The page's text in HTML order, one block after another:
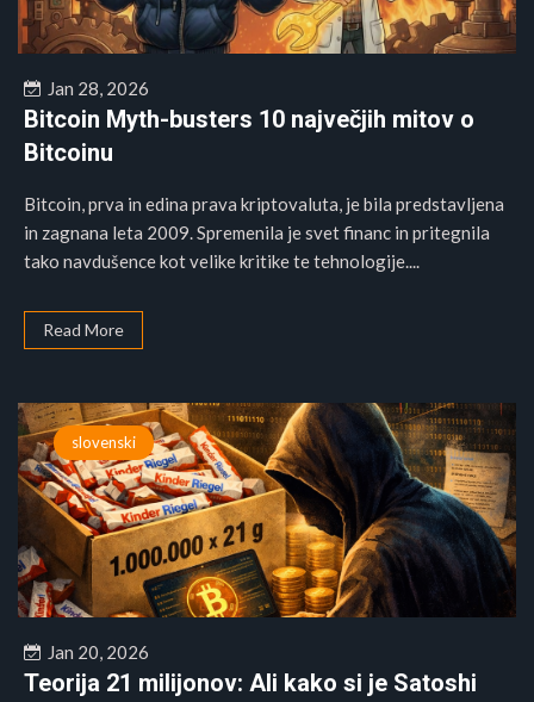
Jan 28, 2026
Bitcoin Myth-busters 10 največjih mitov o
Bitcoinu
Bitcoin, prva in edina prava kriptovaluta, je bila predstavljena
in zagnana leta 2009. Spremenila je svet financ in pritegnila
tako navdušence kot velike kritike te tehnologije....
Read More
slovenski
Jan 20, 2026
Teorija 21 milijonov: Ali kako si je Satoshi